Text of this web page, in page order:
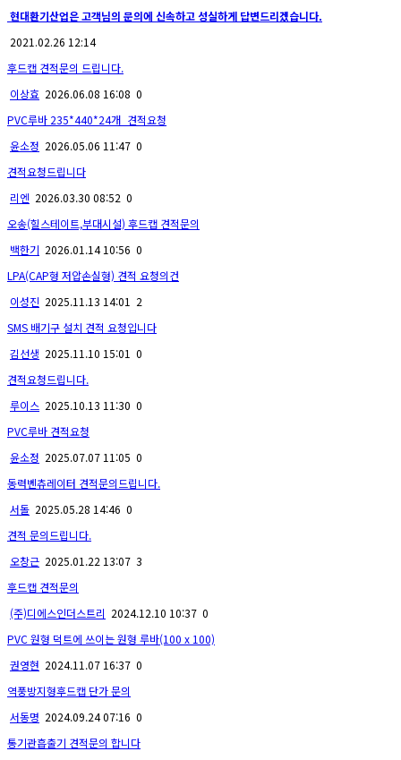
현대환기산업은 고객님의 문의에 신속하고 성실하게 답변드리겠습니다.
2021.02.26 12:14
후드캡 견적문의 드립니다.
이상효 2026.06.08 16:08 0
PVC루바 235*440*24개_견적요청
윤소정 2026.05.06 11:47 0
견적요청드립니다
리엔 2026.03.30 08:52 0
오송(힐스테이트,부대시설) 후드캡 견적문의
백한기 2026.01.14 10:56 0
LPA(CAP형 저압손실형) 견적 요청의건
이성진 2025.11.13 14:01 2
SMS 배기구 설치 견적 요청입니다
김선생 2025.11.10 15:01 0
견적요청드립니다.
루이스 2025.10.13 11:30 0
PVC루바 견적요청
윤소정 2025.07.07 11:05 0
동력벤츄레이터 견적문의드립니다.
서돌 2025.05.28 14:46 0
견적 문의드립니다.
오창근 2025.01.22 13:07 3
후드캡 견적문의
(주)디에스인더스트리 2024.12.10 10:37 0
PVC 원형 덕트에 쓰이는 원형 루바(100 x 100)
권영현 2024.11.07 16:37 0
역풍방지형후드캡 단가 문의
서동명 2024.09.24 07:16 0
통기관흡출기 견적문의 합니다